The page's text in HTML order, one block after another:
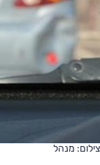
צילום: מנהל